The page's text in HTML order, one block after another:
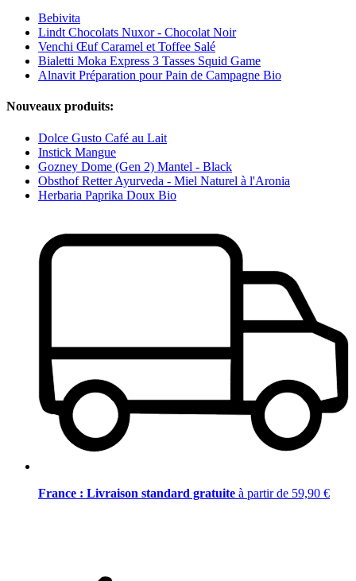
Bebivita
Lindt Chocolats Nuxor - Chocolat Noir
Venchi Œuf Caramel et Toffee Salé
Bialetti Moka Express 3 Tasses Squid Game
Alnavit Préparation pour Pain de Campagne Bio
Nouveaux produits:
Dolce Gusto Café au Lait
Instick Mangue
Gozney Dome (Gen 2) Mantel - Black
Obsthof Retter Ayurveda - Miel Naturel à l'Aronia
Herbaria Paprika Doux Bio
France : Livraison standard gratuite à partir de 59,90 €